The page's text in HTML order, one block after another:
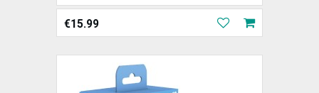
€15.99